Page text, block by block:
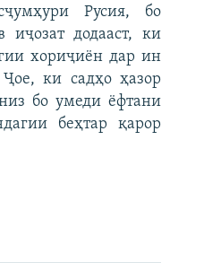
Русия, бо
додааст, ки
хориҷиён дар ин
ки садҳо ҳазор
бо умеди ёфтани
беҳтар қарор